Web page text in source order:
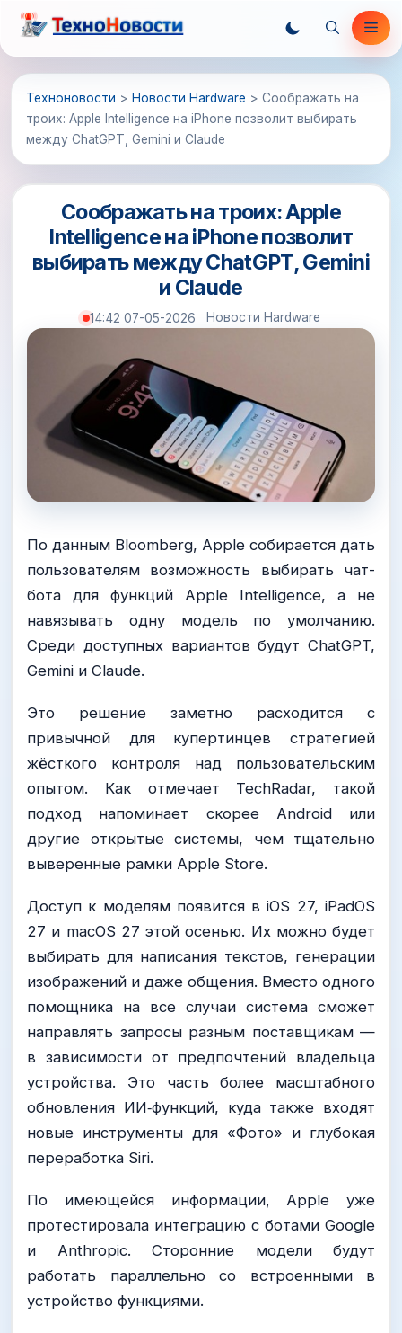
Перейти
содержимому
Техноновости > Новости Hardware > Соображать на
троих: Apple Intelligence на iPhone позволит выбирать
между ChatGPT, Gemini и Claude
Соображать на троих: Apple
Intelligence на iPhone позволит
выбирать между ChatGPT, Gemini
и Claude
14:42 07-05-2026 Новости Hardware
По данным Bloomberg, Apple собирается дать
пользователям возможность выбирать чат-
бота для функций Apple Intelligence, а не
навязывать одну модель по умолчанию.
Среди доступных вариантов будут ChatGPT,
Gemini и Claude.
Это решение заметно расходится с
привычной для купертинцев стратегией
жёсткого контроля над пользовательским
опытом. Как отмечает TechRadar, такой
подход напоминает скорее Android или
другие открытые системы, чем тщательно
выверенные рамки Apple Store.
Доступ к моделям появится в iOS 27, iPadOS
27 и macOS 27 этой осенью. Их можно будет
выбирать для написания текстов, генерации
изображений и даже общения. Вместо одного
помощника на все случаи система сможет
направлять запросы разным поставщикам —
в зависимости от предпочтений владельца
устройства. Это часть более масштабного
обновления ИИ‑функций, куда также входят
новые инструменты для «Фото» и глубокая
переработка Siri.
По имеющейся информации, Apple уже
протестировала интеграцию с ботами Google
и Anthropic. Сторонние модели будут
работать параллельно со встроенными в
устройство функциями.